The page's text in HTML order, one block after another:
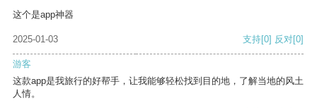
这个是app神器
2025-01-03 支持[0] 反对[0]
游客
这款app是我旅行的好帮手，让我能够轻松找到目的地，了解当地的风土
人情。